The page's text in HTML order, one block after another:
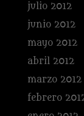
julio 2012
junio 2012
mayo 2012
abril 2012
marzo 2012
febrero